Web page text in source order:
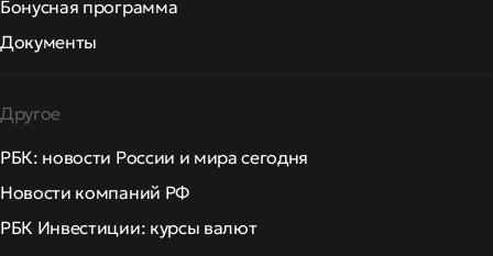
Бонусная программа
Документы
Другое
РБК: новости России и мира сегодня
Новости компаний РФ
РБК Инвестиции: курсы валют